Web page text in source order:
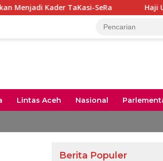
TaKasi-SeRa Haji Uma Minta
Lintas Aceh Nasional
Berita Populer